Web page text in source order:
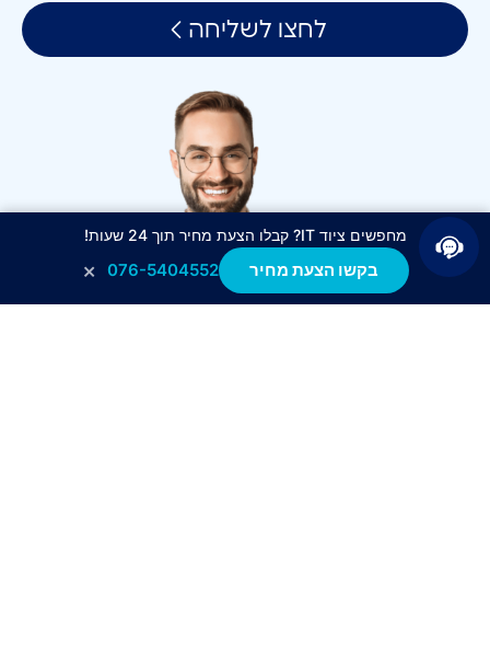
לחצו לשליחה
מחפשים ציוד IT? קבלו הצעת מחיר תוך 24 שעות!
בקשו הצעת מחיר 076-5404552
×